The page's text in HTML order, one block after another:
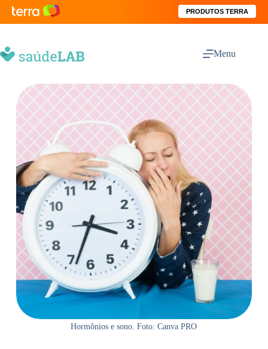
PRODUTOS TERRA
Menu
Hormônios e sono. Foto: Canva PRO